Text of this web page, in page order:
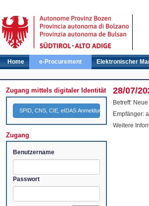
Home e-Procurement Elektronischer
Zugang mittels digitaler Identität
SPID, CNS, CIE, eIDAS Anmeldung
Zugang
Benutzername
Passwort
28/07/
Betreff:
Empfänger:
Weitere